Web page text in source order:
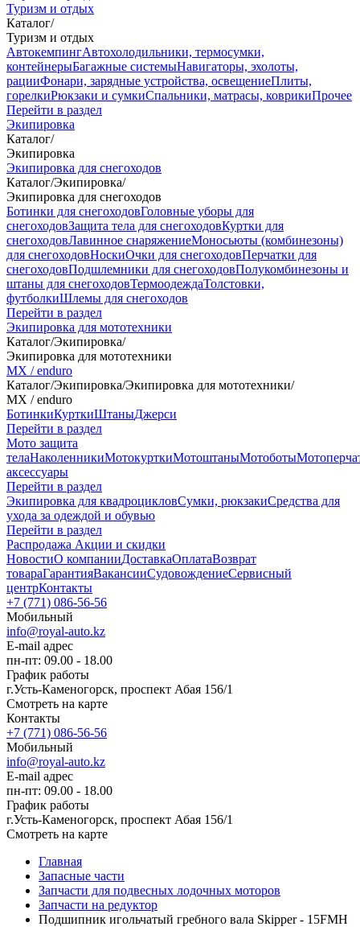
Туризм и отдых
Каталог/
Туризм и отдых
АвтокемпингАвтохолодильники, термосумки,
контейнерыБагажные системыНавигаторы, эхолоты,
рацииФонари, зарядные устройства, освещениеПлиты,
горелкиРюкзаки и сумкиСпальники, матрасы, коврикиПрочее
Перейти в раздел
Экипировка
Каталог/
Экипировка
Экипировка для снегоходов
Каталог/Экипировка/
Экипировка для снегоходов
Ботинки для снегоходовГоловные уборы для
снегоходовЗащита тела для снегоходовКуртки для
снегоходовЛавинное снаряжениеМоносьюты (комбинезоны)
для снегоходовНоскиОчки для снегоходовПерчатки для
снегоходовПодшлемники для снегоходовПолукомбинезоны и
штаны для снегоходовТермоодеждаТолстовки,
футболкиШлемы для снегоходов
Перейти в раздел
Экипировка для мототехники
Каталог/Экипировка/
Экипировка для мототехники
MX / enduro
Каталог/Экипировка/Экипировка для мототехники/
MX / enduro
БотинкиКурткиШтаныДжерси
Перейти в раздел
Мото защита
телаНаколенникиМотокурткиМотоштаныМотоботы
аксессуары
Перейти в раздел
Экипировка для квадроцикловСумки, рюкзакиСредства для
ухода за одеждой и обувью
Перейти в раздел
Распродажа Акции и скидки
НовостиО компанииДоставкаОплатаВозврат
товараГарантияВакансииСудовождениеСервисный
центрКонтакты
+7 (771) 086-56-56
Мобильный
info@royal-auto.kz
E-mail адрес
пн-пт: 09.00 - 18.00
График работы
г.Усть-Каменогорск, проспект Абая 156/1
Смотреть на карте
Контакты
+7 (771) 086-56-56
Мобильный
info@royal-auto.kz
E-mail адрес
пн-пт: 09.00 - 18.00
График работы
г.Усть-Каменогорск, проспект Абая 156/1
Смотреть на карте
Главная
Запасные части
Запчасти для подвесных лодочных моторов
Запчасти на редуктор
Подшипник игольчатый гребного вала Skipper - 15FMH